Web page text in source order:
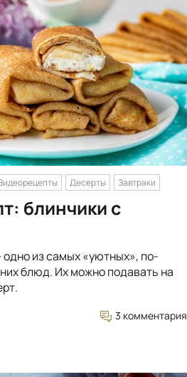
Десерты Завтраки
блинчики с
из самых «уютных», по-
блюд. Их можно подавать на
3 комментария